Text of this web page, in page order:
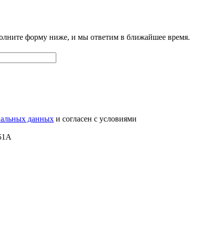
форму ниже, и мы ответим в ближайшее время.
данных и согласен с условиями